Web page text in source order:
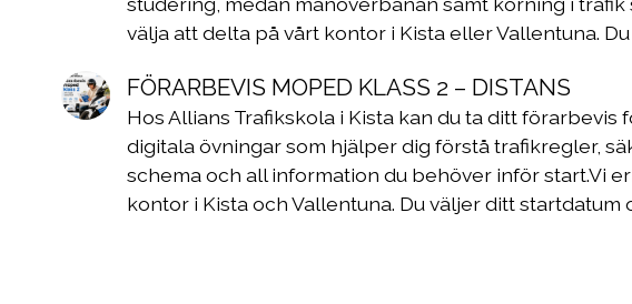
välja att delta på vårt kontor i Kista eller Vallentuna.
FÖRARBEVIS MOPED KLASS 2 – DISTANS
Hos Allians Trafikskola i Kista kan du ta ditt
digitala övningar som hjälper dig förstå trafikregler,
schema och all information du behöver inför start.Vi
kontor i Kista och Vallentuna. Du väljer ditt startdatum